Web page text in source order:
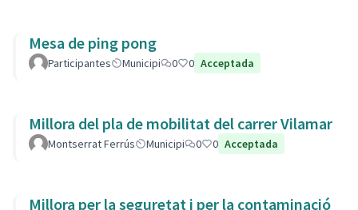
Mesa de ping pong
Participantes Municipi 0 0 Acceptada
Millora del pla de mobilitat del carrer Vilamar
Montserrat Ferrús Municipi 0 0 Acceptada
Millora per la seguretat i per la contaminació